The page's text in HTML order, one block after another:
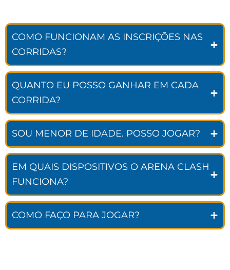
COMO FUNCIONAM AS INSCRIÇÕES NAS
CORRIDAS?
QUANTO EU POSSO GANHAR EM CADA
CORRIDA?
SOU MENOR DE IDADE. POSSO JOGAR?
EM QUAIS DISPOSITIVOS O ARENA CLASH
FUNCIONA?
COMO FAÇO PARA JOGAR?